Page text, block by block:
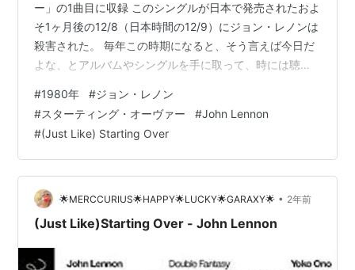
ー」の1曲目に収録 このシングルが日本で発売されたおよ
そ1ヶ月後の12/8（日本時間の12/9）にジョン・レノンは
殺害された。 毎年この時期になると、そう言えば今日だ
よな、とアルバムやシングルを手に取って、時には聴い
ると「元ビートルズのジョン・レノンが射殺されまし
た」と騒然とニュースを報じていたことを今でも憶えて
いるが、それがビートルズやジョン・レノンを知る最初
きっかけになった。 Our life together is so precious
Together we have grown. w…
#1980年 #ジョン・レノン
#スターティング・オーヴァー #John Lennon
#(Just Like) Starting Over
🌟MERCCURIUS🌟HAPPY🌟LUCKY🌟GARAXY🌟 • 2年前
(Just Like)Starting Over - John Lennon